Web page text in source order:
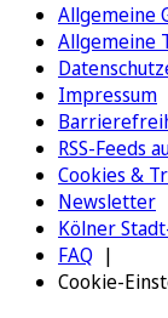
Allgemeine
Allgemeine
Impressum
RSS-Feeds
Cookies &
Newsletter
Kölner
FAQ
Cookie-